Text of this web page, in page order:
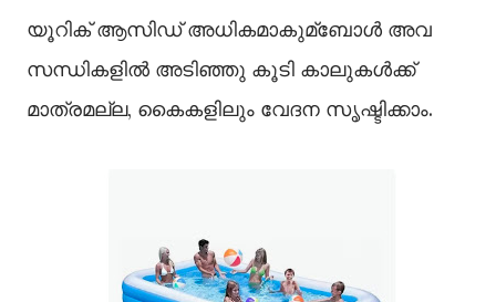
യൂറിക് ആസിഡ് അധികമാകുമ്ബോള്‍ അവ
സന്ധികളില്‍ അടിഞ്ഞു കൂടി കാലുകള്‍ക്ക്
മാത്രമല്ല, കൈകളിലും വേദന സൃഷ്ടിക്കാം.